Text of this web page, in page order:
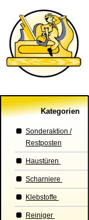
Kategorien
Sonderaktion /
Restposten
Haustüren
Scharniere
Klebstoffe
Reiniger